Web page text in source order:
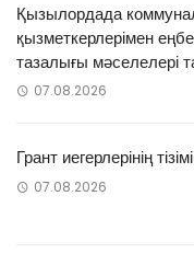
Қызылордада
қызметкерлерімен
тазалығы мәселелері
07.08.2026
Грант иегерлерінің
07.08.2026